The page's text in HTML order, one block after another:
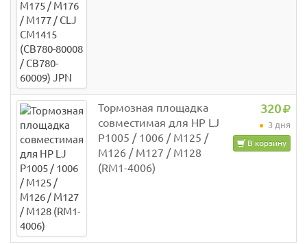
Тормозная площадка
совместимая для HP LJ
P1005 / 1006 / M125 /
M126 / M127 / M128
(RM1-4006)
320
3 дня
В корзину